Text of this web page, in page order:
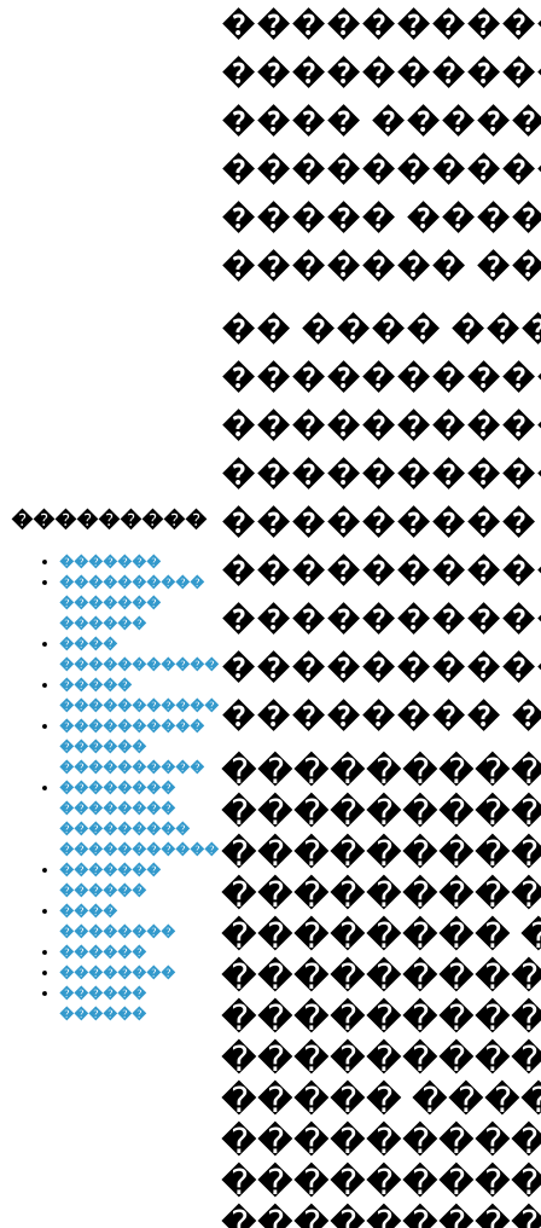
���������
�������
����������
�������
������
����
�����������
�����
�����������
����������
������
����������
��������
��������
���������
�����������
�������
������
����
��������
������
��������
������
������
����
�����
�������
�� ����
���������
��������
��������
�����